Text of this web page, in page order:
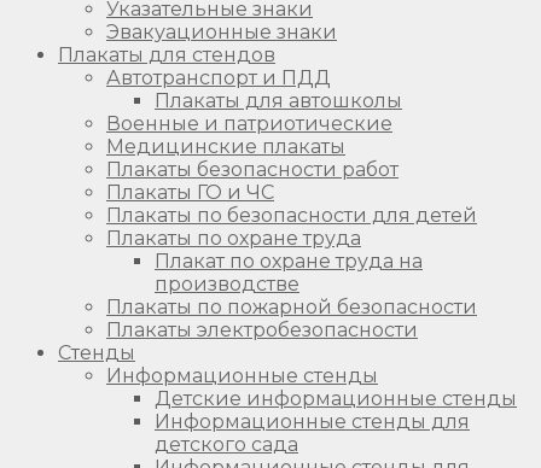
Указательные знаки
Эвакуационные знаки
Плакаты для стендов
Автотранспорт и ПДД
Плакаты для автошколы
Военные и патриотические
Медицинские плакаты
Плакаты безопасности работ
Плакаты ГО и ЧС
Плакаты по безопасности для детей
Плакаты по охране труда
Плакат по охране труда на
производстве
Плакаты по пожарной безопасности
Плакаты электробезопасности
Стенды
Информационные стенды
Детские информационные стенды
Информационные стенды для
детского сада